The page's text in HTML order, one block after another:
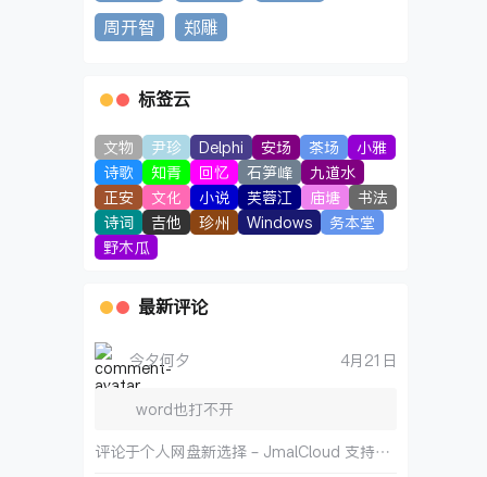
周开智
郑雕
标签云
文物 尹珍 Delphi 安场 茶场
小雅
诗歌
知青 回忆 石笋峰
九道水
正安
文化 小说 芙蓉江 庙塘
书法
诗词
吉他 珍州 Windows
务本堂
野木瓜
最新评论
今夕何夕 4月21日
word也打不开
评论于个人网盘新选择 – JmalCloud 支持博客和在线文档